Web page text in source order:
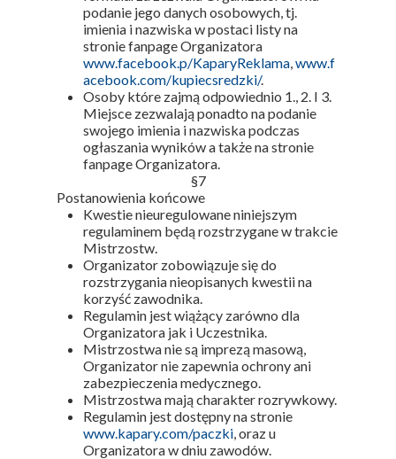
podanie jego danych osobowych, tj.
imienia i nazwiska w postaci listy na
stronie fanpage Organizatora
www.facebook.p/KaparyReklama,www.f
acebook.com/kupiecsredzki/.
Osoby które zajmą odpowiednio 1., 2. I 3.
Miejsce zezwalają ponadto na podanie
swojego imienia i nazwiska podczas
ogłaszania wyników a także na stronie
fanpage Organizatora.
§7
Postanowienia końcowe
Kwestie nieuregulowane niniejszym
regulaminem będą rozstrzygane w trakcie
Mistrzostw.
Organizator zobowiązuje się do
rozstrzygania nieopisanych kwestii na
korzyść zawodnika.
Regulamin jest wiążący zarówno dla
Organizatora jak i Uczestnika.
Mistrzostwa nie są imprezą masową,
Organizator nie zapewnia ochrony ani
zabezpieczenia medycznego.
Mistrzostwa mają charakter rozrywkowy.
Regulamin jest dostępny na stronie
www.kapary.com/paczki, oraz u
Organizatora w dniu zawodów.